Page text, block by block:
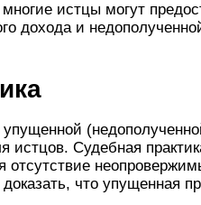
многие истцы могут
дохода и
упущенной
Судебная
отсутствие
что упущенная